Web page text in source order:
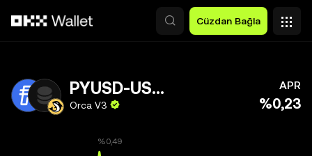
Cüzdan Bağla
PYUSD-USDC
Orca V3
APR
%0,23